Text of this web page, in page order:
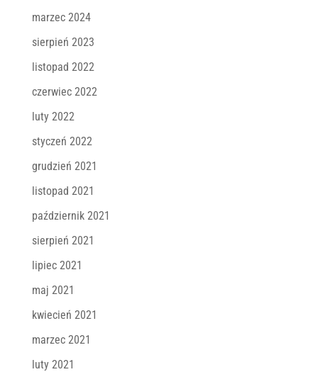
marzec 2024
sierpień 2023
listopad 2022
czerwiec 2022
luty 2022
styczeń 2022
grudzień 2021
listopad 2021
październik 2021
sierpień 2021
lipiec 2021
maj 2021
kwiecień 2021
marzec 2021
luty 2021